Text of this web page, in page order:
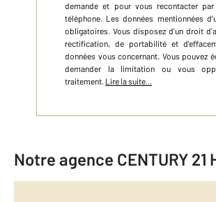
demande et pour vous recontacter
téléphone. Les données mentionnées
obligatoires. Vous disposez d'un droit
rectification, de portabilité et
données vous concernant. Vous pouvez
demander la limitation ou vous
traitement. Lire la suite...
Notre agence CENTURY 21